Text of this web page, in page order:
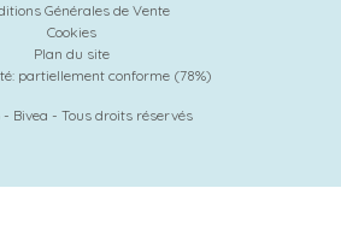
Générales de Vente
Cookies
Plan du site
partiellement conforme (78%)
Bivea - Tous droits réservés